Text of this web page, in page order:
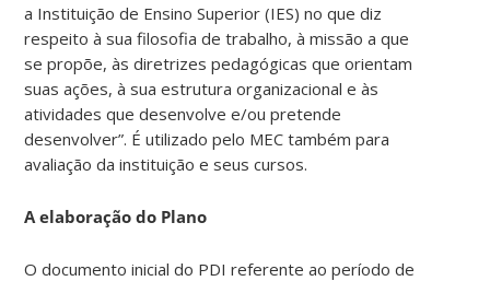
a Instituição de Ensino Superior (IES) no que diz
respeito à sua filosofia de trabalho, à missão a que
se propõe, às diretrizes pedagógicas que orientam
suas ações, à sua estrutura organizacional e às
atividades que desenvolve e/ou pretende
desenvolver”. É utilizado pelo MEC também para
avaliação da instituição e seus cursos.
A elaboração do Plano
O documento inicial do PDI referente ao período de